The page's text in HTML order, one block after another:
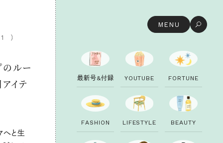
MENU
のルー
イテ
へと生
最新号&付録 YO UTU B E FO RTU N E
FAS H I O N LI FESTYLE B EAUTY